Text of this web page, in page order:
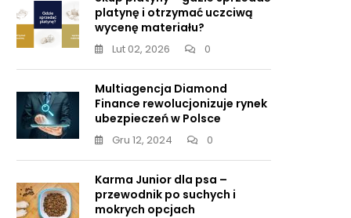
platynę i otrzymać uczciwą
wycenę materiału?
Lut 02, 2026 0
Multiagencja Diamond
Finance rewolucjonizuje rynek
ubezpieczeń w Polsce
Gru 12, 2024 0
Karma Junior dla psa –
przewodnik po suchych i
mokrych opcjach